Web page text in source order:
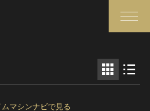
に詳細検索
ムマシンナビで見る